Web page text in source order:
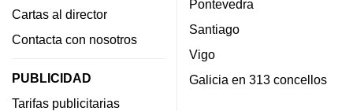
Cartas al director
Contacta con nosotros
PUBLICIDAD
Tarifas publicitarias
Pontevedra
Santiago
Vigo
Galicia en 313 concellos